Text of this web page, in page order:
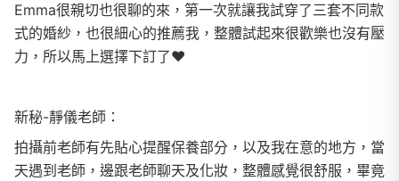
Emma很親切也很聊的來，第一次就讓我試穿了三套不同款
式的婚紗，也很細心的推薦我，整體試起來很歡樂也沒有壓
力，所以馬上選擇下訂了❤️
新秘-靜儀老師：
拍攝前老師有先貼心提醒保養部分，以及我在意的地方，當
天遇到老師，邊跟老師聊天及化妝，整體感覺很舒服，畢竟